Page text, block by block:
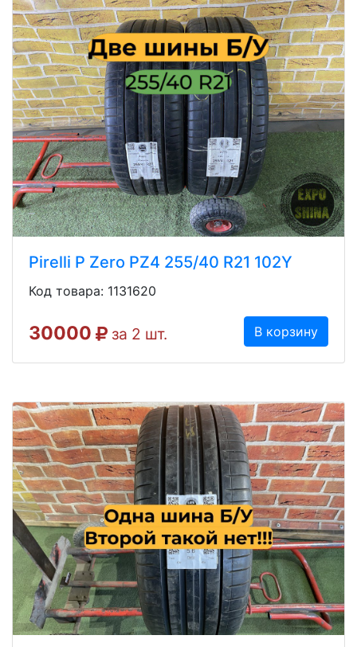
Pirelli P Zero PZ4 255/40 R21 102Y
Код товара: 1131620
30000 за 2 шт. В корзину